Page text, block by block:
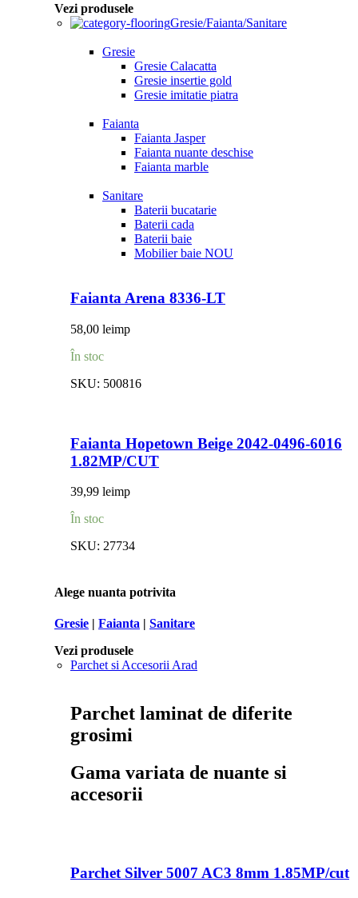
Vezi produsele
Gresie/Faianta/Sanitare
Gresie
Gresie Calacatta
Gresie insertie gold
Gresie imitatie piatra
Faianta
Faianta Jasper
Faianta nuante deschise
Faianta marble
Sanitare
Baterii bucatarie
Baterii cada
Baterii baie
Mobilier baie NOU
Faianta Arena 8336-LT
58,00 leimp
În stoc
SKU: 500816
Faianta Hopetown Beige 2042-0496-6016
1.82MP/CUT
39,99 leimp
În stoc
SKU: 27734
Alege nuanta potrivita
Gresie | Faianta | Sanitare
Vezi produsele
Parchet si Accesorii Arad
Parchet laminat de diferite
grosimi
Gama variata de nuante si
accesorii
Parchet Silver 5007 AC3 8mm 1.85MP/cut